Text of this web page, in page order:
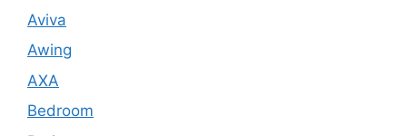
Aviva
Awing
AXA
Bedroom